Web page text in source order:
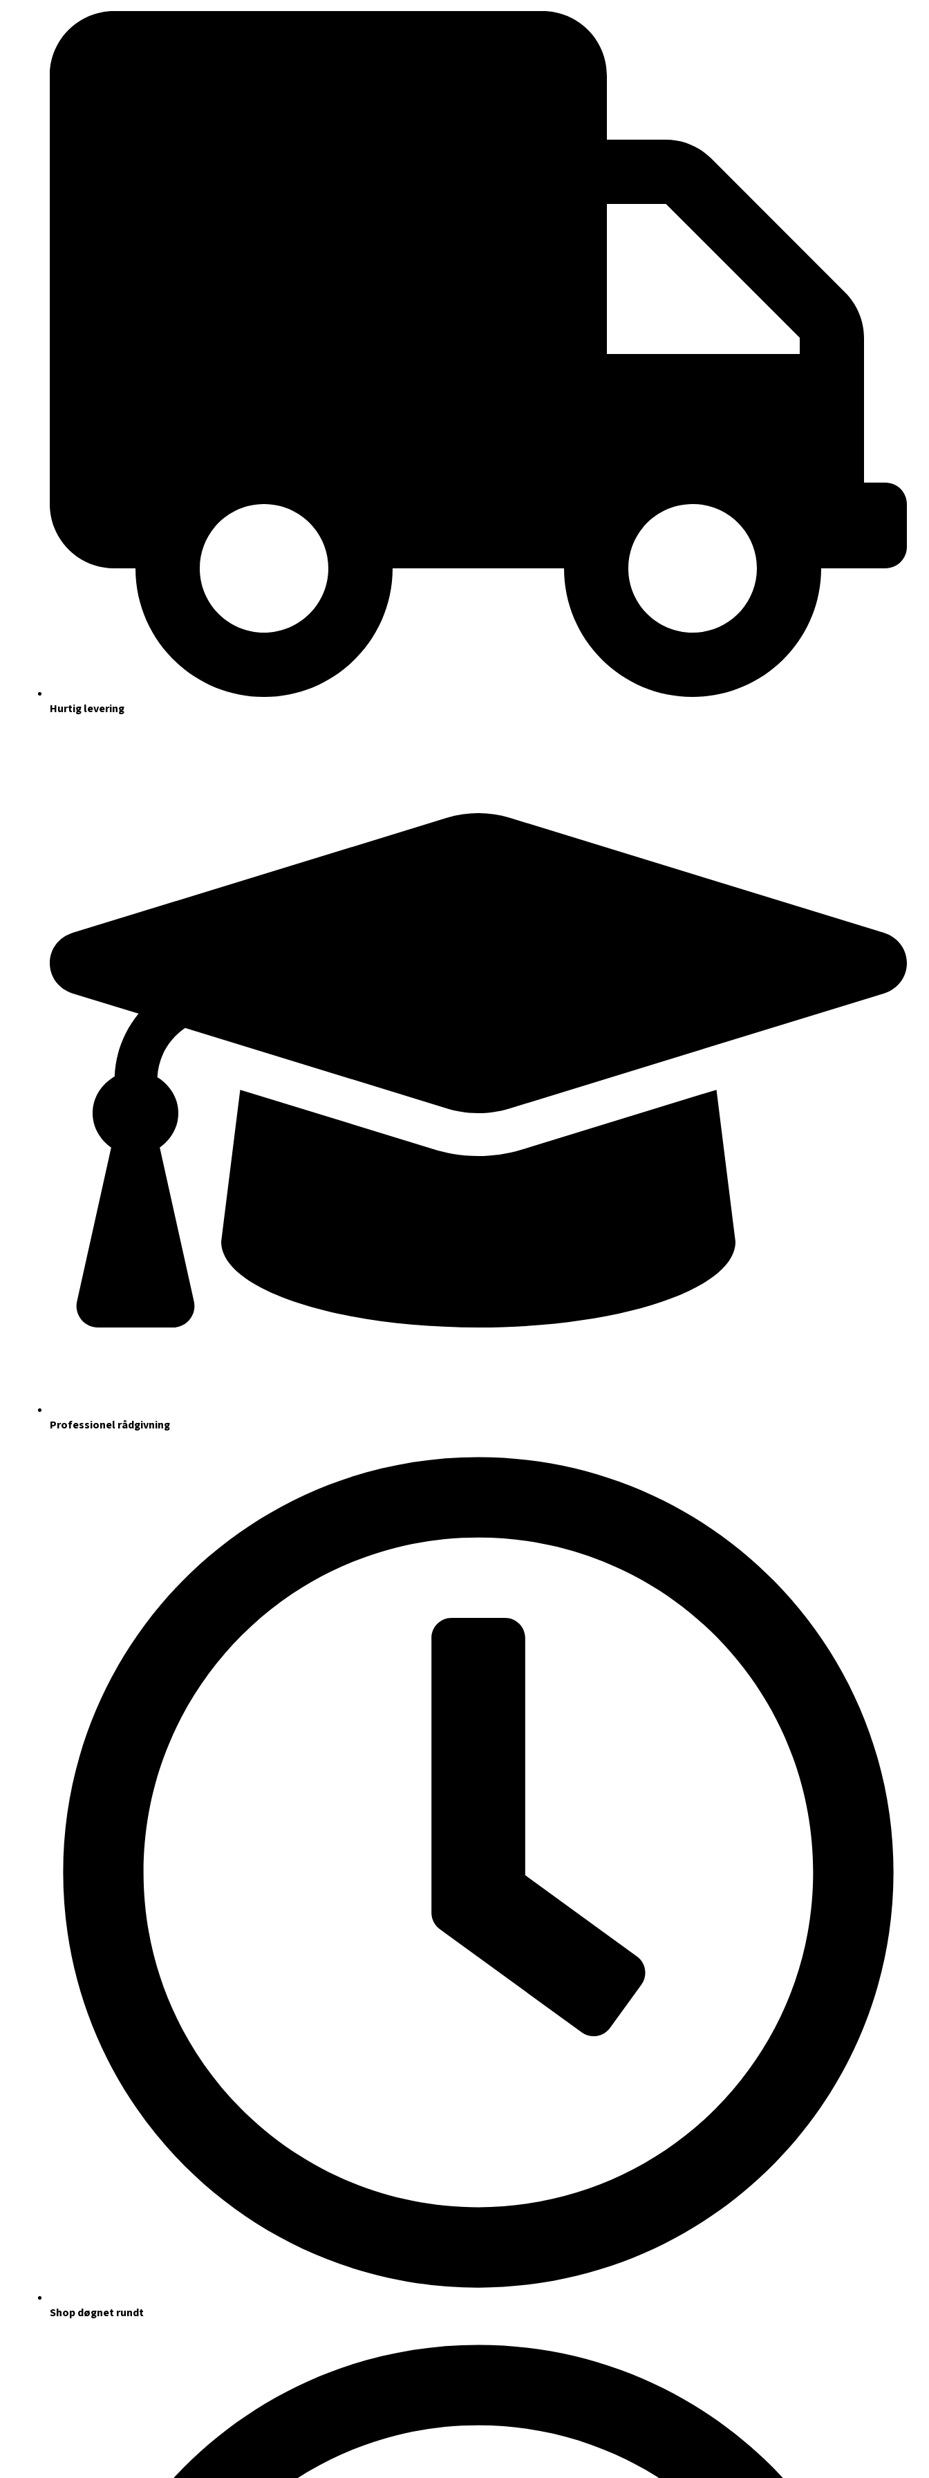
Hurtig levering
Professionel rådgivning
Shop døgnet rundt